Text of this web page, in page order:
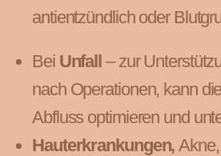
antientzündlich oder
Bei Unfall – zur
nach Operationen, kann die
Abfluss optimieren und
Hauterkrankungen,